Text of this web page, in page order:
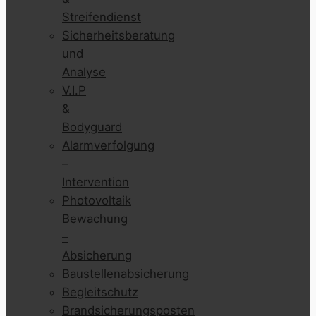
Streifendienst
Sicherheitsberatung
und
Analyse
V.I.P
&
Bodyguard
Alarmverfolgung
–
Intervention
Photovoltaik
Bewachung
–
Absicherung
Baustellenabsicherung
Begleitschutz
Brandsicherungsposten